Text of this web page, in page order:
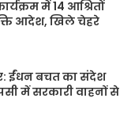
में 14 आश्रितों
आदेश, खिले चेहरे
ईंधन बचत का संदेश
में सरकारी वाहनों से